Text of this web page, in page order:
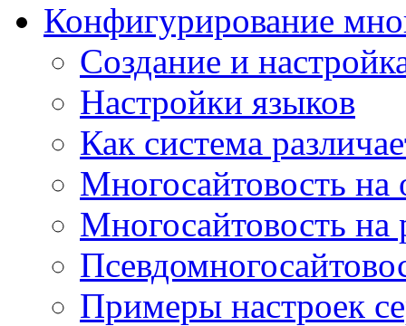
Конфигурирование
Создание и
Настройки языков
Как система
Многосайтовость
Многосайтовость на
Примеры настроек